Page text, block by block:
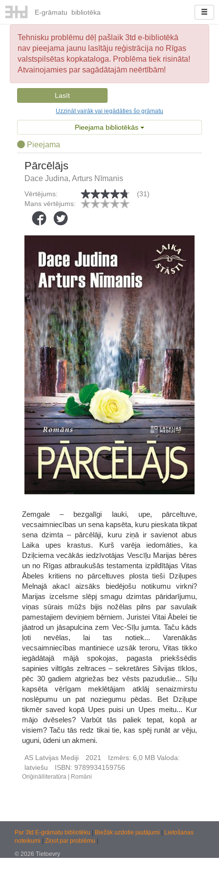
E-grāmatu bibliotēka
Tehnisku problēmu dēļ pašlaik 3td e-bibliotēkā
nav pieejama jaunu lasītāju reģistrācija no Rīgas
valstspilsētas kopkataloga. Problēma tiek risināta!
Atvainojamies par sagādātajām neērtībām!
Lasīt
Uzzināt vairāk vai iegādāties šo grāmatu
Pieejama bibliotēkās
Pieejama
Pārcēlājs
Dace Judina, Arturs Nīmanis
Vērtējums:
(31)
Mans vērtējums:
Zemgale – bezgalīgi lauki, upe, pārceltuve,
vecsaimniecības un sena kapsēta, kuru pieskata tikpat
sena dzimta – pārcēlāji, kuru ziņā ir savienot abus
Laika upes krastus. Kurš varēja iedomāties, ka
Dziļciema vecākās iedzīvotājas Vescīļu Marijas bēres
un no Rīgas atbraukušās testamenta izpildītājas Vitas
Ābeles kritiens no pārceltuves plosta tieši Dziļupes
Melnajā akacī aizsāks biedējošu notikumu virkni?
Marijas izcelsme slēpj smagu dzimtas pāridarījumu,
viņas sūrais mūžs bijis nožēlas pilns par savulaik
pamestajiem deviņiem bērniem. Juristei Vitai Ābelei tie
jāatrod un jāsapulcina zem Vec-Sīļu jumta. Taču kāds
ļoti nevēlas, lai tas notiek... Varenākās
vecsaimniecības mantiniece uzsāk teroru, Vitas tikko
iegādātajā mājā spokojas, pagasta priekšsēdis
sapinies viltīgās zeltraces – sekretāres Silvijas tīklos,
pēc 30 gadiem atgriežas bez vēsts pazudušie... Sīļu
kapsēta vērīgam meklētājam atklāj senaizmirstu
noslēpumu un pat noziegumu pēdas. Bet Dziļupe
tikmēr saved kopā Upes puisi un Upes meitu... Kur
mājo dvēseles? Varbūt tās paliek tepat, kopā ar
visiem? Taču tās redz tikai tie, kas spēj runāt ar vēju,
uguni, ūdeni un akmeni.
AS Latvijas Mediji 2021 Izmērs: 6,0 MB Valoda:
latviešu
ISBN: 9789934159756
Oriģinālliteratūra Romāni
Par 3td E-grāmatu bibliotēku Biežāk uzdotie jautājumi
Lietošanas
noteikumi
Ziņot par problēmu
© 2026 Tietoevry